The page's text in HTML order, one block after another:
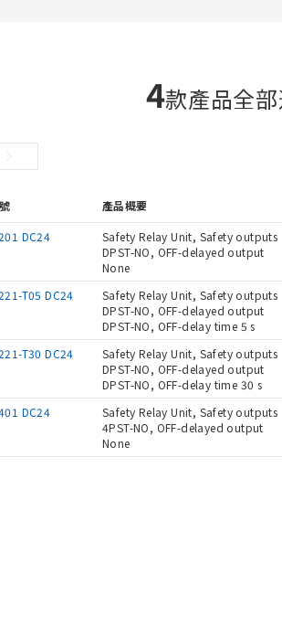
4款產品全
產品概要
DC24
Safety Relay Unit, Safety outputs
DPST-NO, OFF-delayed output
None
T05 DC24
Safety Relay Unit, Safety outputs
DPST-NO, OFF-delayed output
DPST-NO, OFF-delay time 5 s
T30 DC24
Safety Relay Unit, Safety outputs
DPST-NO, OFF-delayed output
DPST-NO, OFF-delay time 30 s
DC24
Safety Relay Unit, Safety outputs
4PST-NO, OFF-delayed output
None